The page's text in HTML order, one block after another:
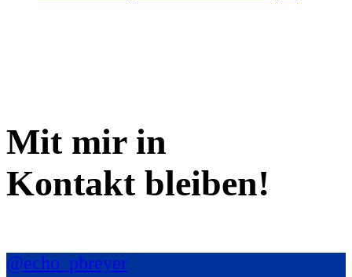
Mit mir in
Kontakt bleiben!
@echo_pbreyer